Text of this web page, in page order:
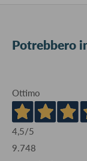
Potrebbero
Ottimo
4,5/5
9.748